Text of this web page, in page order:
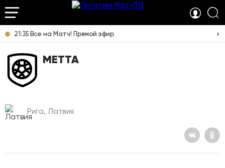
21:35 Все на Матч! Прямой эфир
МЕТТА
Рига, Латвия